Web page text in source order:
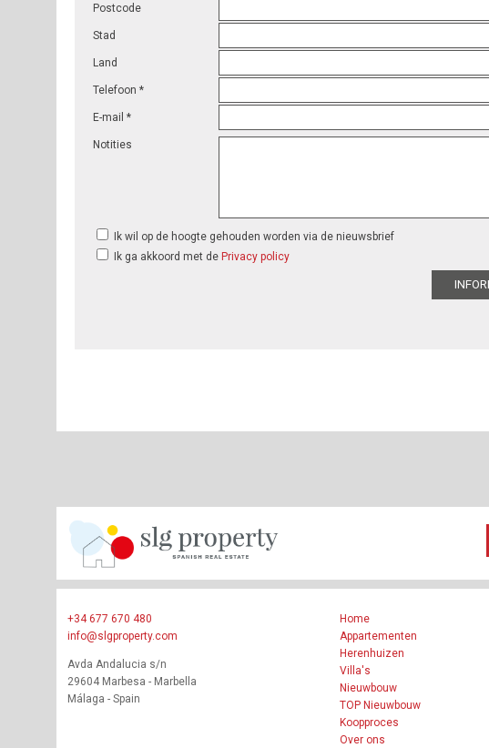
Postcode
Stad
Land
Telefoon *
E-mail *
Notities
Ik wil op de hoogte gehouden worden via de nieuwsbrief
Ik ga akkoord met de Privacy policy
+34 677 670 480
info@slgproperty.com
Avda Andalucia s/n
29604 Marbesa - Marbella
Málaga - Spain
Home
Appartementen
Herenhuizen
Villa's
Nieuwbouw
TOP Nieuwbouw
Koopproces
Over ons